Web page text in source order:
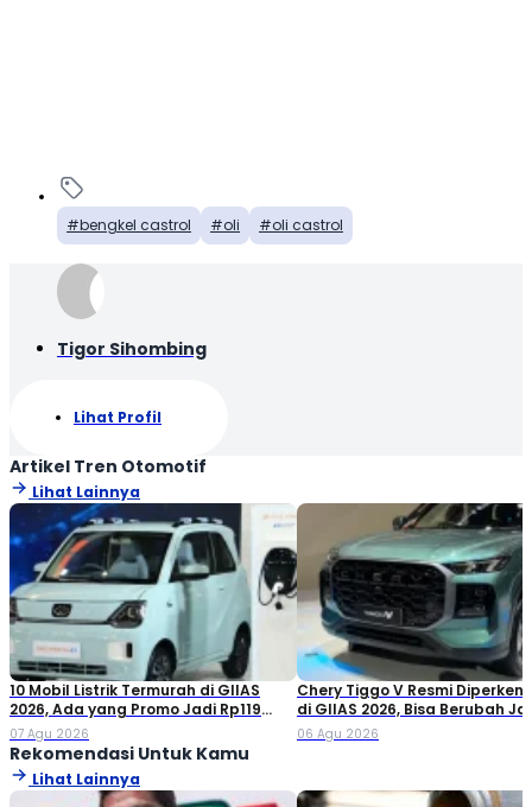
bengkel castrol oli oli castrol
Tigor Sihombing
Lihat Profil
Artikel Tren Otomotif
Lihat Lainnya
10 Mobil Listrik Termurah di GIIAS
2026, Ada yang Promo Jadi Rp119
Jutaan!
07 Agu 2026
Chery Tiggo V Resmi
di GIIAS 2026, Bisa Berubah
Double Cabin
06 Agu 2026
Rekomendasi Untuk Kamu
Lihat Lainnya